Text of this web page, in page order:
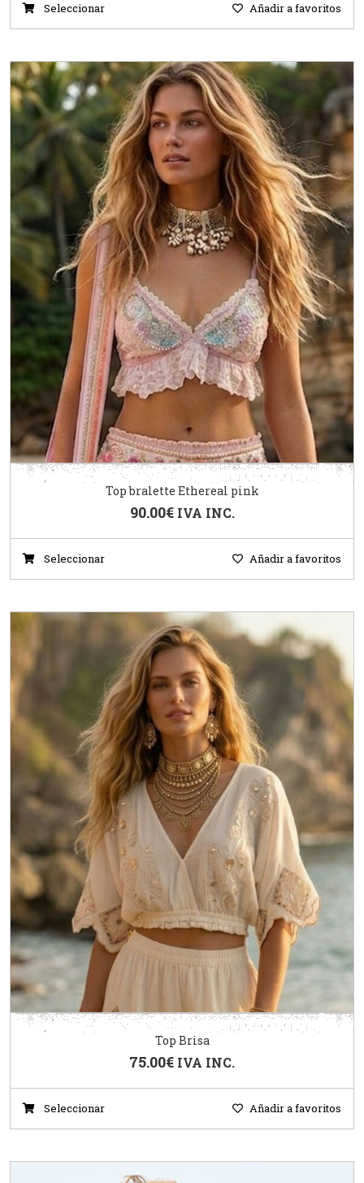
Seleccionar Añadir a favoritos
Top bralette Ethereal pink
90.00€ IVA INC.
Seleccionar Añadir a favoritos
Top Brisa
75.00€ IVA INC.
Seleccionar Añadir a favoritos